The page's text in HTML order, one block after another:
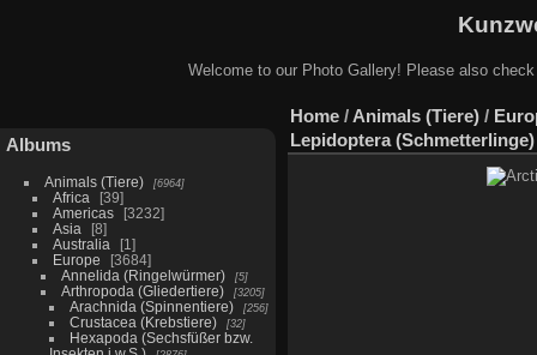
Welcome to our Photo Gallery! Please also
Albums
Animals (Tiere) 6964
Africa
39
Americas
3232
Asia
8
Australia
1
Europe
3684
Annelida (Ringelwürmer)
5
Arthropoda (Gliedertiere) 3205
Arachnida (Spinnentiere) 256
Crustacea (Krebstiere) 32
Hexapoda (Sechsfüßer bzw.
Home / Animals (Tiere) /
Lepidoptera (Schmetterlinge)